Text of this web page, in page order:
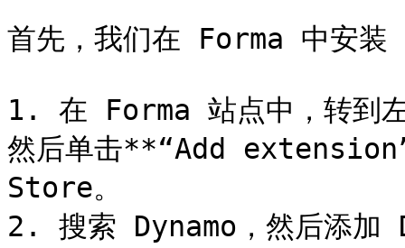
首先，我们在 Forma 中安
1. 在 Forma 站点中，转
然后单击**“Add
Store。
2. 搜索 Dynamo，然后添